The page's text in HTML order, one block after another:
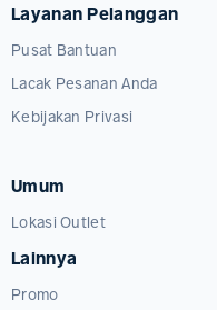
Layanan Pelanggan
Pusat Bantuan
Lacak Pesanan Anda
Kebijakan Privasi
Umum
Lokasi Outlet
Lainnya
Promo